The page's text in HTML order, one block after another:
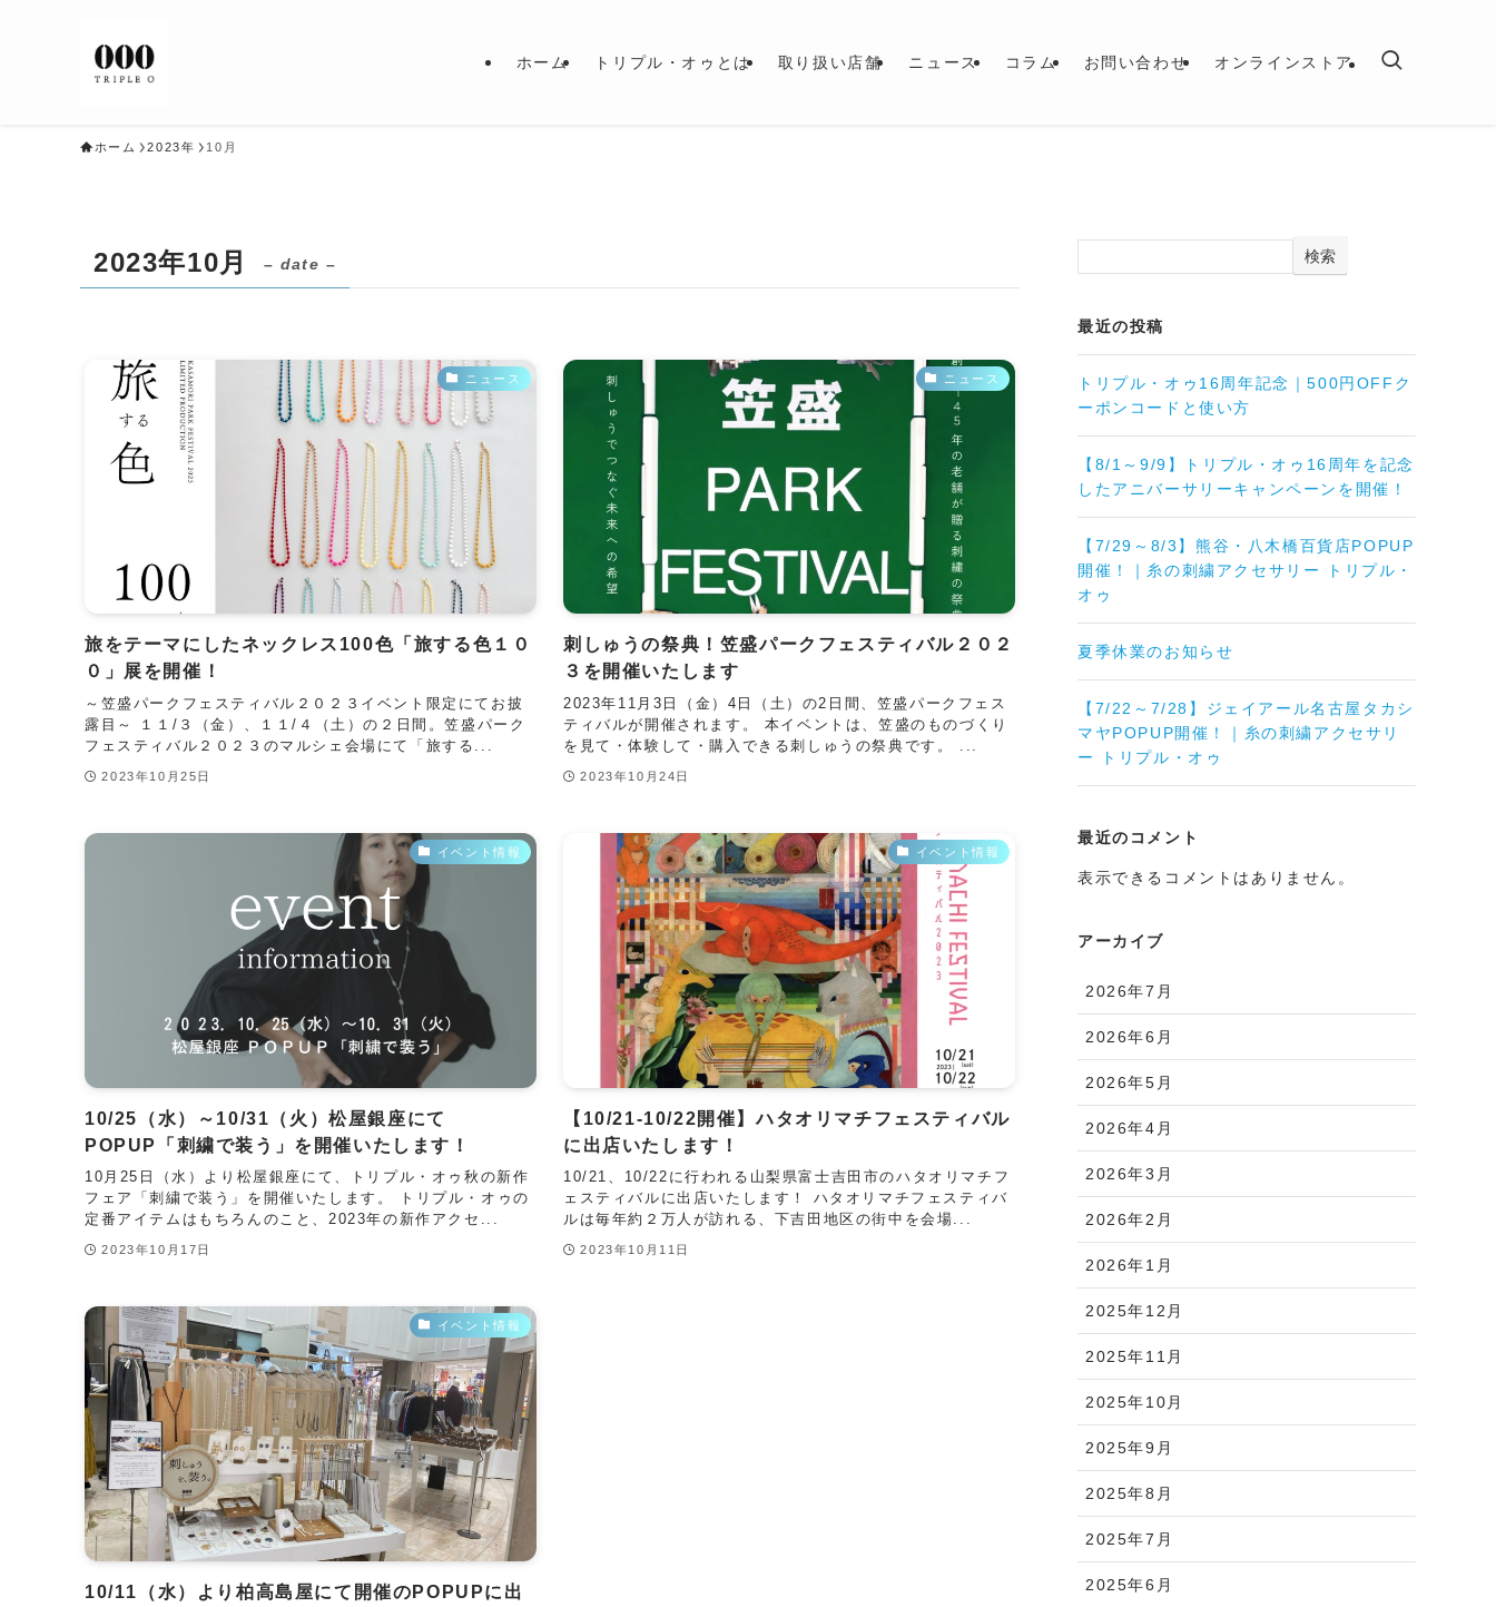
ホーム トリプル・オゥとは 取り扱い店舗 ニュース コラム お問い合わせ オンラインストア
ホーム 2023年 10月
2023年10月 – date –
ニュース
旅をテーマにしたネックレス100色「旅する色１０
０」展を開催！
～笠盛パークフェスティバル２０２３イベント限定にてお披
露目～ １１/３（金）、１１/４（土）の２日間。笠盛パーク
フェスティバル２０２３のマルシェ会場にて「旅する...
2023年10月25日
ニュース
刺しゅうの祭典！笠盛パークフェスティバル２０２
３を開催いたします
2023年11月3日（金）4日（土）の2日間、笠盛パークフェス
ティバルが開催されます。 本イベントは、笠盛のものづくり
を見て・体験して・購入できる刺しゅうの祭典です。 ...
2023年10月24日
イベント情報
10/25（水）～10/31（火）松屋銀座にて
POPUP「刺繍で装う」を開催いたします！
10月25日（水）より松屋銀座にて、トリプル・オゥ秋の新作
フェア「刺繍で装う」を開催いたします。 トリプル・オゥの
定番アイテムはもちろんのこと、2023年の新作アクセ...
2023年10月17日
イベント情報
【10/21-10/22開催】ハタオリマチフェスティバル
に出店いたします！
10/21、10/22に行われる山梨県富士吉田市のハタオリマチフ
ェスティバルに出店いたします！ ハタオリマチフェスティバ
ルは毎年約２万人が訪れる、下吉田地区の街中を会場...
2023年10月11日
イベント情報
10/11（水）より柏高島屋にて開催のPOPUPに出
検索
最近の投稿
トリプル・オゥ16周年記念｜500円OFFク
ーポンコードと使い方
【8/1～9/9】トリプル・オゥ16周年を記念
したアニバーサリーキャンペーンを開催！
【7/29～8/3】熊谷・八木橋百貨店POPUP
開催！｜糸の刺繍アクセサリー トリプル・
オゥ
夏季休業のお知らせ
【7/22～7/28】ジェイアール名古屋タカシ
マヤPOPUP開催！｜糸の刺繍アクセサリ
ー トリプル・オゥ
最近のコメント
表示できるコメントはありません。
アーカイブ
2026年7月
2026年6月
2026年5月
2026年4月
2026年3月
2026年2月
2026年1月
2025年12月
2025年11月
2025年10月
2025年9月
2025年8月
2025年7月
2025年6月